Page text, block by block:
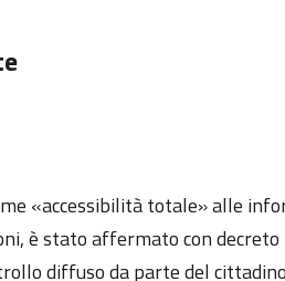
«accessibilità totale» alle
è stato affermato con
diffuso da parte del